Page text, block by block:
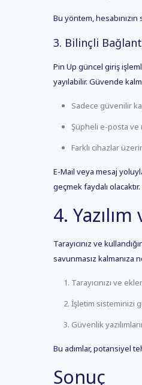
Bu yöntem,
3. Bilinçli
Pin Up güncel giriş
yayılabilir. Güvende
Sadece güvenilir
Şüpheli e-posta ve
Farklı cihazlar
E-Mail veya mesaj
geçmek faydalı olacaktır.
4.
Tarayıcınız ve
savunmasız kalmanıza
Tarayıcınızı ve
İşletim sisteminizi
Güvenlik
Bu adımlar, potansiyel
Sonuç